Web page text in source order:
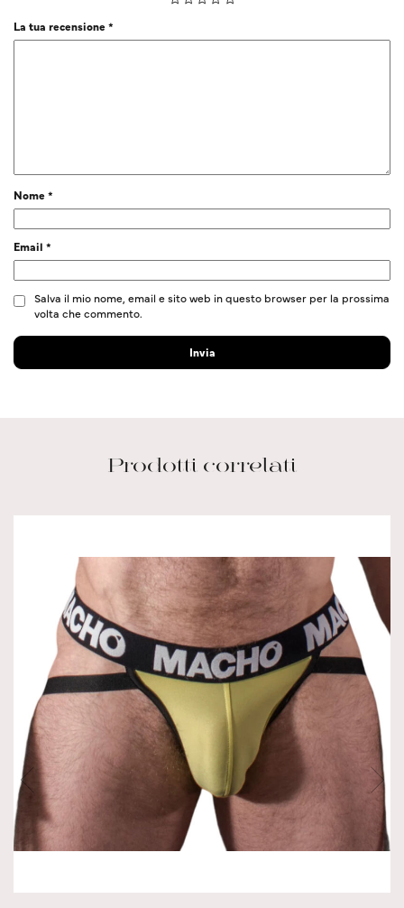
La tua recensione*
Nome*
Email *
Salva il mio nome, email e sito web in questo browser per la prossima
volta che commento.
Prodotti correlati